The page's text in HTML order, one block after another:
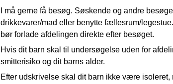
I må gerne få besøg. Søskende og andre
drikkevarer/mad eller benytte fællesrum/
bør forlade afdelingen direkte efter besøget.
Hvis dit barn skal til undersøgelse uden for
smitterisiko og dit barns alder.
Efter udskrivelse skal dit barn ikke være